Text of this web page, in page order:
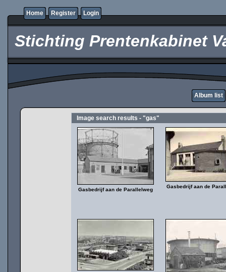
Home Register Login
Stichting Prentenkabinet
Album list
Image search results - "gas"
Gasbedrijf aan de Parallelweg
Gasbedrijf aan de